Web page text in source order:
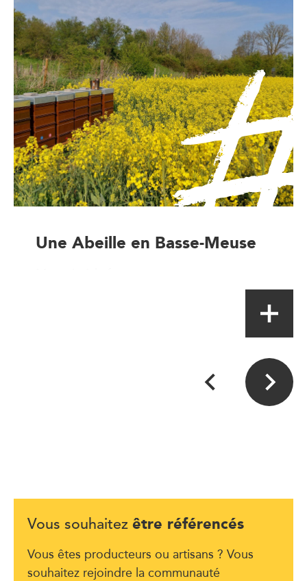
Une Abeille en Basse-Meuse
Vous souhaitez être référencés
Vous êtes producteurs ou artisans ? Vous
souhaitez rejoindre la communauté